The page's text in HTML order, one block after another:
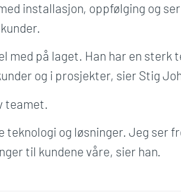
installasjon, oppfølging og
med på laget. Han har en
og i prosjekter, sier Stig
teamet.
teknologi og løsninger. Jeg ser
til kundene våre, sier han.